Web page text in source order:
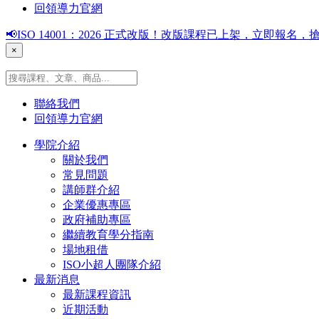
回領導力官網
📢ISO 14001：2026 正式改版！改版課程已上架，立即報名，
×
聯絡我們
回領導力官網
學院介紹
關於我們
常見問題
講師群介紹
企業優惠專區
政府補助專區
繼續教育學分指南
場地租借
ISO小超人團隊介紹
最新消息
最新課程資訊
近期活動